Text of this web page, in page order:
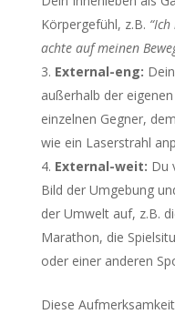
Körpergefühl, z.B.
achte auf meinen
External-eng:
außerhalb der
einzelnen Gegner,
wie ein Laserstrahl
External-weit: Du
Bild der Umgebung
der Umwelt auf, z.B.
Marathon, die
oder einer anderen
Diese